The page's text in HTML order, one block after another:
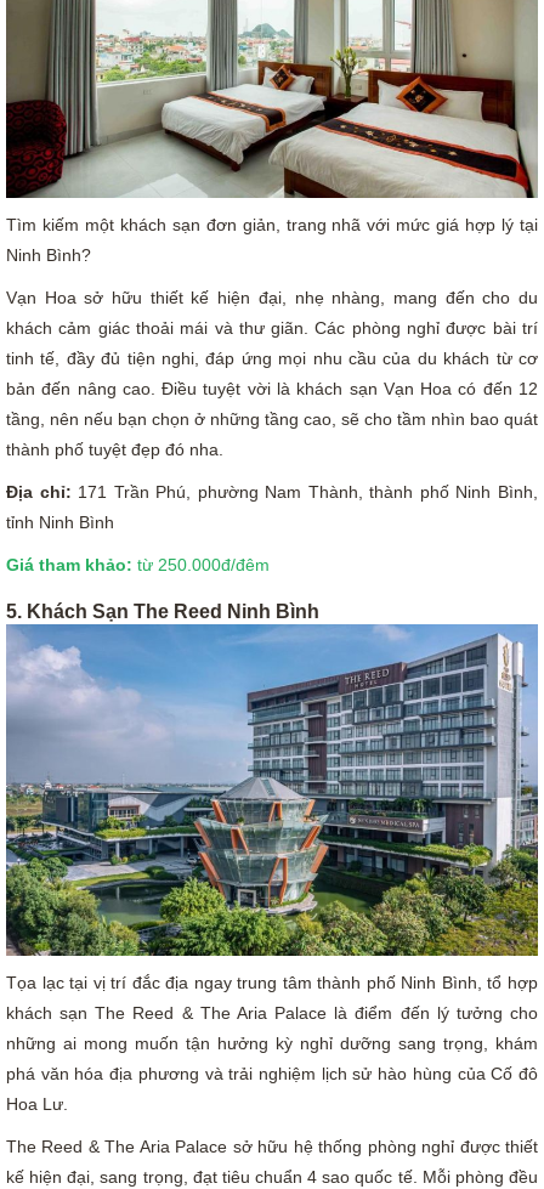
Tìm kiếm một khách sạn đơn giản, trang nhã với mức giá hợp lý tại
Ninh Bình?
Vạn Hoa sở hữu thiết kế hiện đại, nhẹ nhàng, mang đến cho du
khách cảm giác thoải mái và thư giãn. Các phòng nghỉ được bài trí
tinh tế, đầy đủ tiện nghi, đáp ứng mọi nhu cầu của du khách từ cơ
bản đến nâng cao. Điều tuyệt vời là khách sạn Vạn Hoa có đến 12
tầng, nên nếu bạn chọn ở những tầng cao, sẽ cho tầm nhìn bao quát
thành phố tuyệt đẹp đó nha.
Địa chỉ: 171 Trần Phú, phường Nam Thành, thành phố Ninh Bình,
tỉnh Ninh Bình
Giá tham khảo: từ 250.000đ/đêm
5. Khách Sạn The Reed Ninh Bình
Tọa lạc tại vị trí đắc địa ngay trung tâm thành phố Ninh Bình, tổ hợp
khách sạn The Reed & The Aria Palace là điểm đến lý tưởng cho
những ai mong muốn tận hưởng kỳ nghỉ dưỡng sang trọng, khám
phá văn hóa địa phương và trải nghiệm lịch sử hào hùng của Cố đô
Hoa Lư.
The Reed & The Aria Palace sở hữu hệ thống phòng nghỉ được thiết
kế hiện đại, sang trọng, đạt tiêu chuẩn 4 sao quốc tế. Mỗi phòng đều